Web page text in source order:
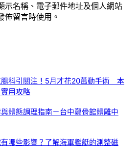
示名稱、電子郵件地址及個人網站
佈留言時使用。
腸科引關注！5月才花20萬動手術 本
用攻略
體態調理指南－台中鄭骨館體雕中
哪些影響？了解海軍艦艇的測整磁